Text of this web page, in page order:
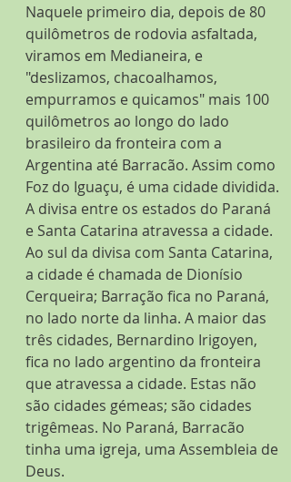
Naquele primeiro dia, depois de 80
quilômetros de rodovia asfaltada,
viramos em Medianeira, e
"deslizamos, chacoalhamos,
empurramos e quicamos" mais 100
quilômetros ao longo do lado
brasileiro da fronteira com a
Argentina até Barracão. Assim como
Foz do Iguaçu, é uma cidade dividida.
A divisa entre os estados do Paraná
e Santa Catarina atravessa a cidade.
Ao sul da divisa com Santa Catarina,
a cidade é chamada de Dionísio
Cerqueira; Barração fica no Paraná,
no lado norte da linha. A maior das
três cidades, Bernardino Irigoyen,
fica no lado argentino da fronteira
que atravessa a cidade. Estas não
são cidades gémeas; são cidades
trigêmeas. No Paraná, Barracão
tinha uma igreja, uma Assembleia de
Deus.